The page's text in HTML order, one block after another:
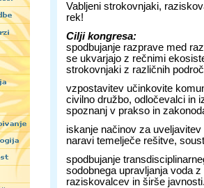
Vabljeni strokovnjaki,
rek!
Cilji kongresa:
spodbujanje razprave med
se ukvarjajo z rečnimi
strokovnjaki z različnih
vzpostavitev učinkovite
civilno družbo, odločevalci in
spoznanj v prakso in
iskanje načinov za
naravi temelječe rešitve,
spodbujanje
sodobnega upravljanja voda
raziskovalcev in širše